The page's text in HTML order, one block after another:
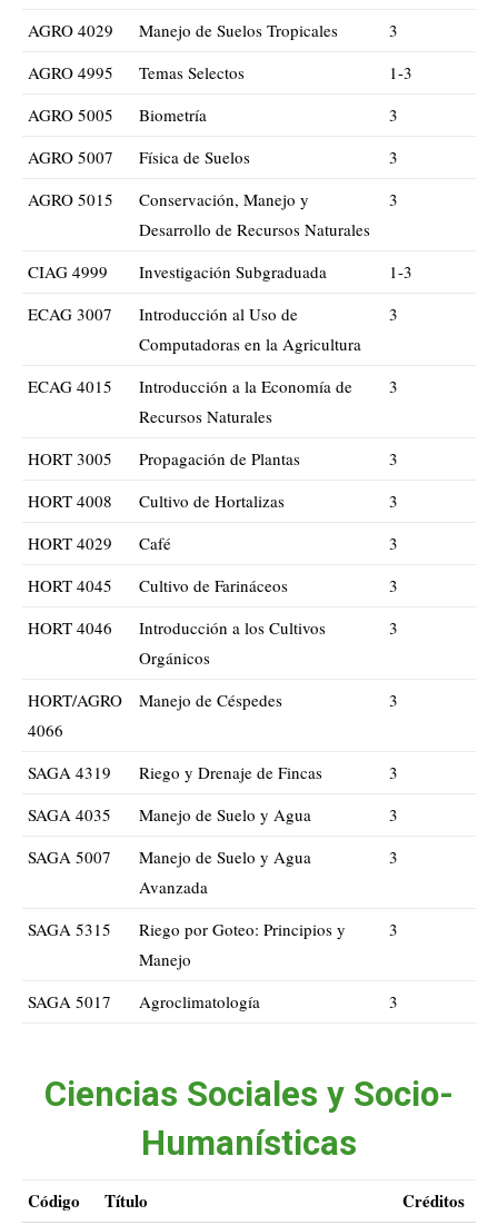
AGRO 4029
Manejo de Suelos Tropicales
3
AGRO 4995
Temas Selectos
1-3
AGRO 5005
Biometría
3
AGRO 5007
Física de Suelos
3
AGRO 5015
Conservación, Manejo y
Desarrollo de Recursos Naturales
3
CIAG 4999 Investigación Subgraduada
1-3
ECAG 3007
Introducción al Uso de
Computadoras en la Agricultura
3
ECAG 4015
Introducción a la Economía de
Recursos Naturales
3
HORT 3005 Propagación de Plantas
3
HORT 4008
Cultivo de Hortalizas
3
HORT 4029
Café
3
HORT 4045
Cultivo de Farináceos
3
HORT 4046
Introducción a los Cultivos
Orgánicos
3
HORT/AGRO
4066
Manejo de Céspedes 3
SAGA 4319 Riego y Drenaje de Fincas
3
SAGA 4035
Manejo de Suelo y Agua
3
SAGA 5007
Manejo de Suelo y Agua
Avanzada
3
SAGA 5315
Riego por Goteo: Principios y
Manejo
3
SAGA 5017 Agroclimatología 3
Ciencias Sociales y Socio-
Humanísticas
Código Título Créditos